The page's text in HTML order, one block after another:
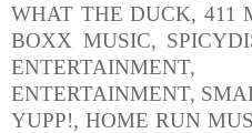
WHAT THE DUCK, 411
BOXX MUSIC,
ENTERTAINMENT,
YUPP!, HOME RUN